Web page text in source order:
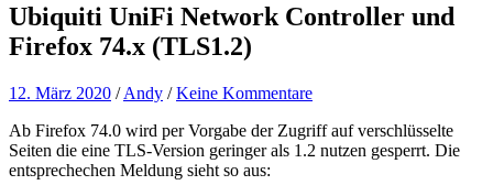
Ubiquiti UniFi Network Controller und
Firefox 74.x (TLS1.2)
12. März 2020 /Andy /Keine Kommentare
Ab Firefox 74.0 wird per Vorgabe der Zugriff auf verschlüsselte
Seiten die eine TLS-Version geringer als 1.2 nutzen gesperrt. Die
entsprechechen Meldung sieht so aus: